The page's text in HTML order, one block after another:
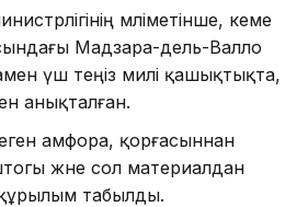
мәліметінше, кеме
Мадзара-дель-Валло
үш теңіз милі қашықтықта,
анықталған.
амфора, қорғасыннан
және сол материалдан
табылды.